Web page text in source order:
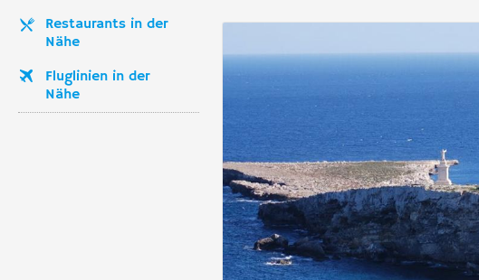
Restaurants in der
Nähe
Fluglinien in der
Nähe